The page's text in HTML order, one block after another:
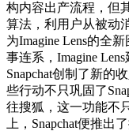
构内容出产流程，但
算法，利用户从被动
为Imagine Lens的全
事连系，Imagine
Snapchat创制了新的
些行动不只巩固了
往搜狐，这一功能不
上，Snapchat便推